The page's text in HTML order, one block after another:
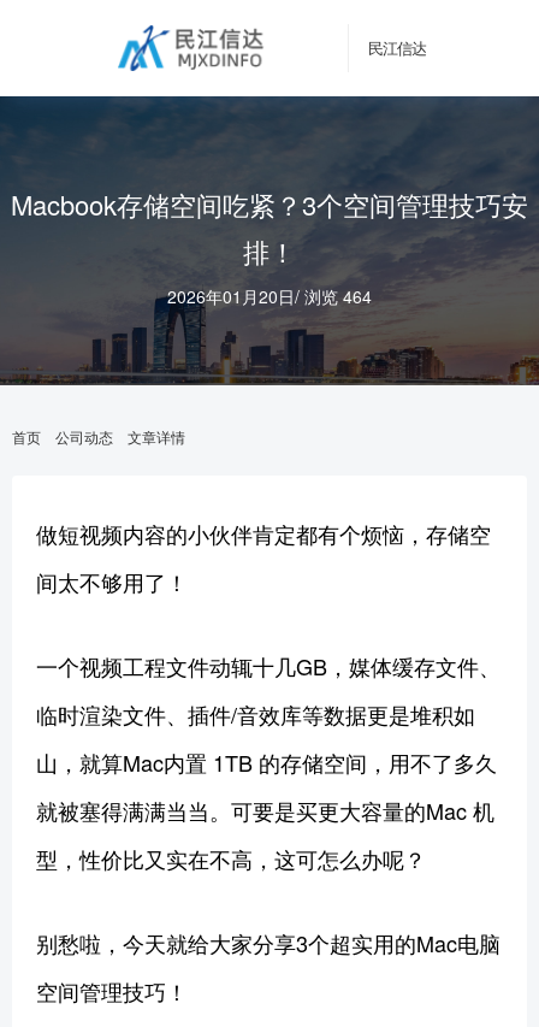
民江信达
Macbook存储空间吃紧？3个空间管理技巧安
排！
2026年01月20日/ 浏览 464
首页 公司动态 文章详情
做短视频内容的小伙伴肯定都有个烦恼，存储空
间太不够用了！
一个视频工程文件动辄十几GB，媒体缓存文件、
临时渲染文件、插件/音效库等数据更是堆积如
山，就算Mac内置 1TB 的存储空间，用不了多久
就被塞得满满当当。可要是买更大容量的Mac 机
型，性价比又实在不高，这可怎么办呢？
别愁啦，今天就给大家分享3个超实用的Mac电脑
空间管理技巧！